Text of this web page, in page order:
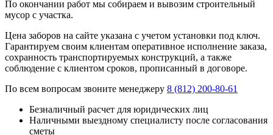
По окончании работ мы собираем и вывозим строительный
мусор с участка.
Цена заборов на сайте указана с учетом установки под ключ.
Гарантируем своим клиентам оперативное исполнение заказа,
сохранность транспортируемых конструкций, а также
соблюдение с клиентом сроков, прописанный в договоре.
По всем вопросам звоните менеджеру 8 (812) 200-80-61
Безналичный расчет для юридических лиц
Наличными выездному специалисту после согласования
сметы